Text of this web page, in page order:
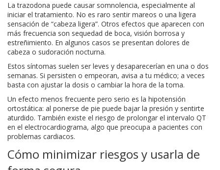
La trazodona puede causar somnolencia, especialmente al
iniciar el tratamiento. No es raro sentir mareos o una ligera
sensación de “cabeza ligera”. Otros efectos que aparecen con
más frecuencia son sequedad de boca, visión borrosa y
estreñimiento. En algunos casos se presentan dolores de
cabeza o sudoración nocturna.
Estos síntomas suelen ser leves y desaparecerían en una o dos
semanas. Si persisten o empeoran, avisa a tu médico; a veces
basta con ajustar la dosis o cambiar la hora de la toma.
Un efecto menos frecuente pero serio es la hipotensión
ortostática: al ponerse de pie puede bajar la presión y sentirte
aturdido. También existe el riesgo de prolongar el intervalo QT
en el electrocardiograma, algo que preocupa a pacientes con
problemas cardiacos.
Cómo minimizar riesgos y usarla de